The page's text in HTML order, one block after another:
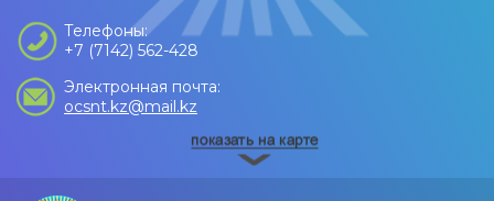
Телефоны:
+7 (7142) 562-428
Электронная почта:
ocsnt.kz@mail.kz